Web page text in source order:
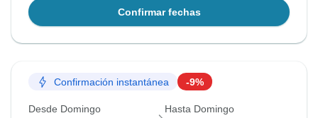
Confirmar fechas
Confirmación instantánea -9%
Desde Domingo Hasta Domingo